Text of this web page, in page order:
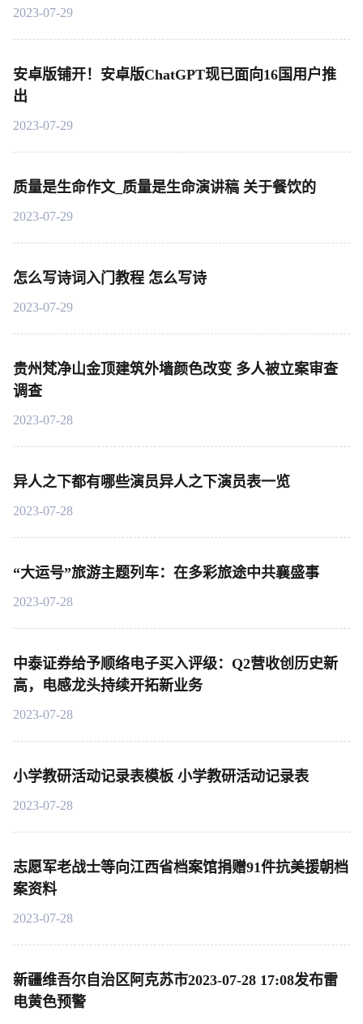
2023-07-29
安卓版铺开！安卓版ChatGPT现已面向16国用户推
出
2023-07-29
质量是生命作文_质量是生命演讲稿 关于餐饮的
2023-07-29
怎么写诗词入门教程 怎么写诗
2023-07-29
贵州梵净山金顶建筑外墙颜色改变 多人被立案审查
调查
2023-07-28
异人之下都有哪些演员异人之下演员表一览
2023-07-28
“大运号”旅游主题列车：在多彩旅途中共襄盛事
2023-07-28
中泰证券给予顺络电子买入评级：Q2营收创历史新
高，电感龙头持续开拓新业务
2023-07-28
小学教研活动记录表模板 小学教研活动记录表
2023-07-28
志愿军老战士等向江西省档案馆捐赠91件抗美援朝档
案资料
2023-07-28
新疆维吾尔自治区阿克苏市2023-07-28 17:08发布雷
电黄色预警